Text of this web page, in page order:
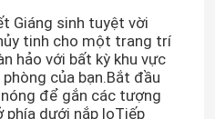
Giáng sinh tuyệt vời
tinh cho một trang trí
hảo với bất kỳ khu vực
của bạn.Bắt đầu
để gắn các tượng
phía dưới nắp lọTiếp